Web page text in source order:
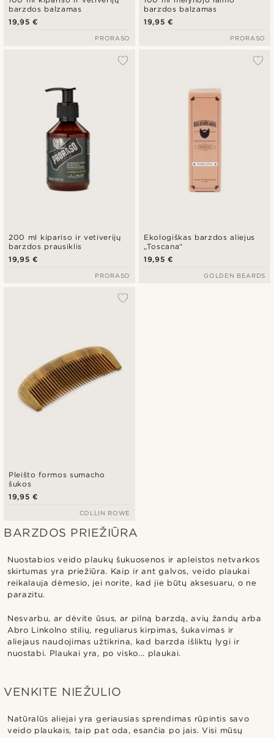
barzdos balzamas
19,95 €
PRORASO
barzdos balzamas
19,95 €
PRORASO
200 ml kipariso ir vetiverijų
barzdos prausiklis
19,95 €
PRORASO
Ekologiškas barzdos aliejus
„Toscana“
19,95 €
GOLDEN BEARDS
Pleišto formos sumacho
šukos
19,95 €
COLLIN ROWE
BARZDOS PRIEŽIŪRA
Nuostabios veido plaukų šukuosenos ir apleistos netvarkos
skirtumas yra priežiūra. Kaip ir ant galvos, veido plaukai
reikalauja dėmesio, jei norite, kad jie būtų aksesuaru, o ne
parazitu.
Nesvarbu, ar dėvite ūsus, ar pilną barzdą, avių žandų arba
Abro Linkolno stilių, reguliarus kirpimas, šukavimas ir
aliejaus naudojimas užtikrina, kad barzda išliktų lygi ir
nuostabi. Plaukai yra, po visko... plaukai.
VENKITE NIEŽULIO
Natūralūs aliejai yra geriausias sprendimas rūpintis savo
veido plaukais, taip pat oda, esančia po jais. Visi mūsų